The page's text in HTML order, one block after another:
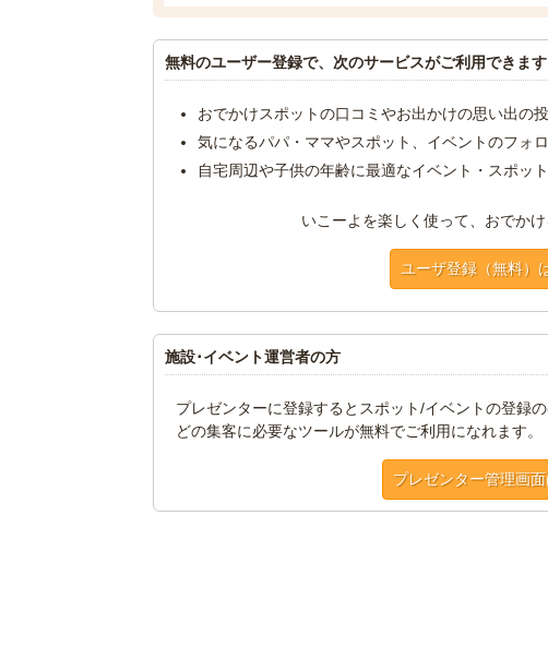
無料のユーザー登録で、次のサービスがご利用できます
おでかけスポットの口コミやお出かけの思い出の
気になるパパ・ママやスポット、イベントのフォ
自宅周辺や子供の年齢に最適なイベント・スポッ
いこーよを楽しく使って、おでか
ユーザ登録（無料）
施設･イベント運営者の方
プレゼンターに登録するとスポット/イベントの登録
どの集客に必要なツールが無料でご利用になれます。
プレゼンター管理画